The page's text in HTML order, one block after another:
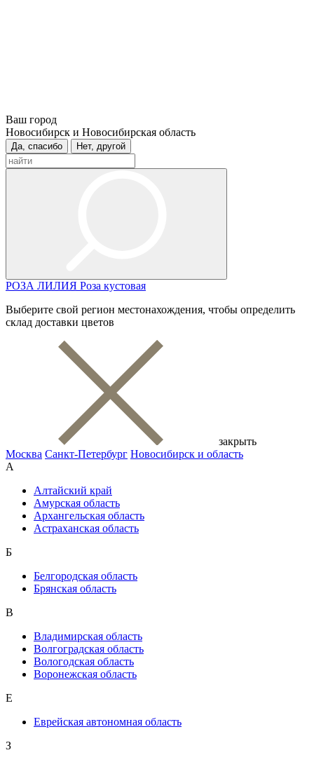
Ваш город
Новосибирск и Новосибирская область
Да, спасибо Нет, другой
РОЗА ЛИЛИЯ Роза кустовая
Выберите свой регион местонахождения, чтобы определить
склад доставки цветов
закрыть
Москва Санкт-Петербург Новосибирск и область
А
Алтайский край
Амурская область
Архангельская область
Астраханская область
Б
Белгородская область
Брянская область
В
Владимирская область
Волгоградская область
Вологодская область
Воронежская область
Е
Еврейская автономная область
З